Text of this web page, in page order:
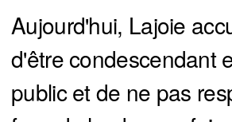
Aujourd'hui, Lajoie
d'être condescendant
public et de ne pas